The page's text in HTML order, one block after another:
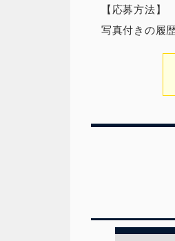
【応募方法】
写真付きの履